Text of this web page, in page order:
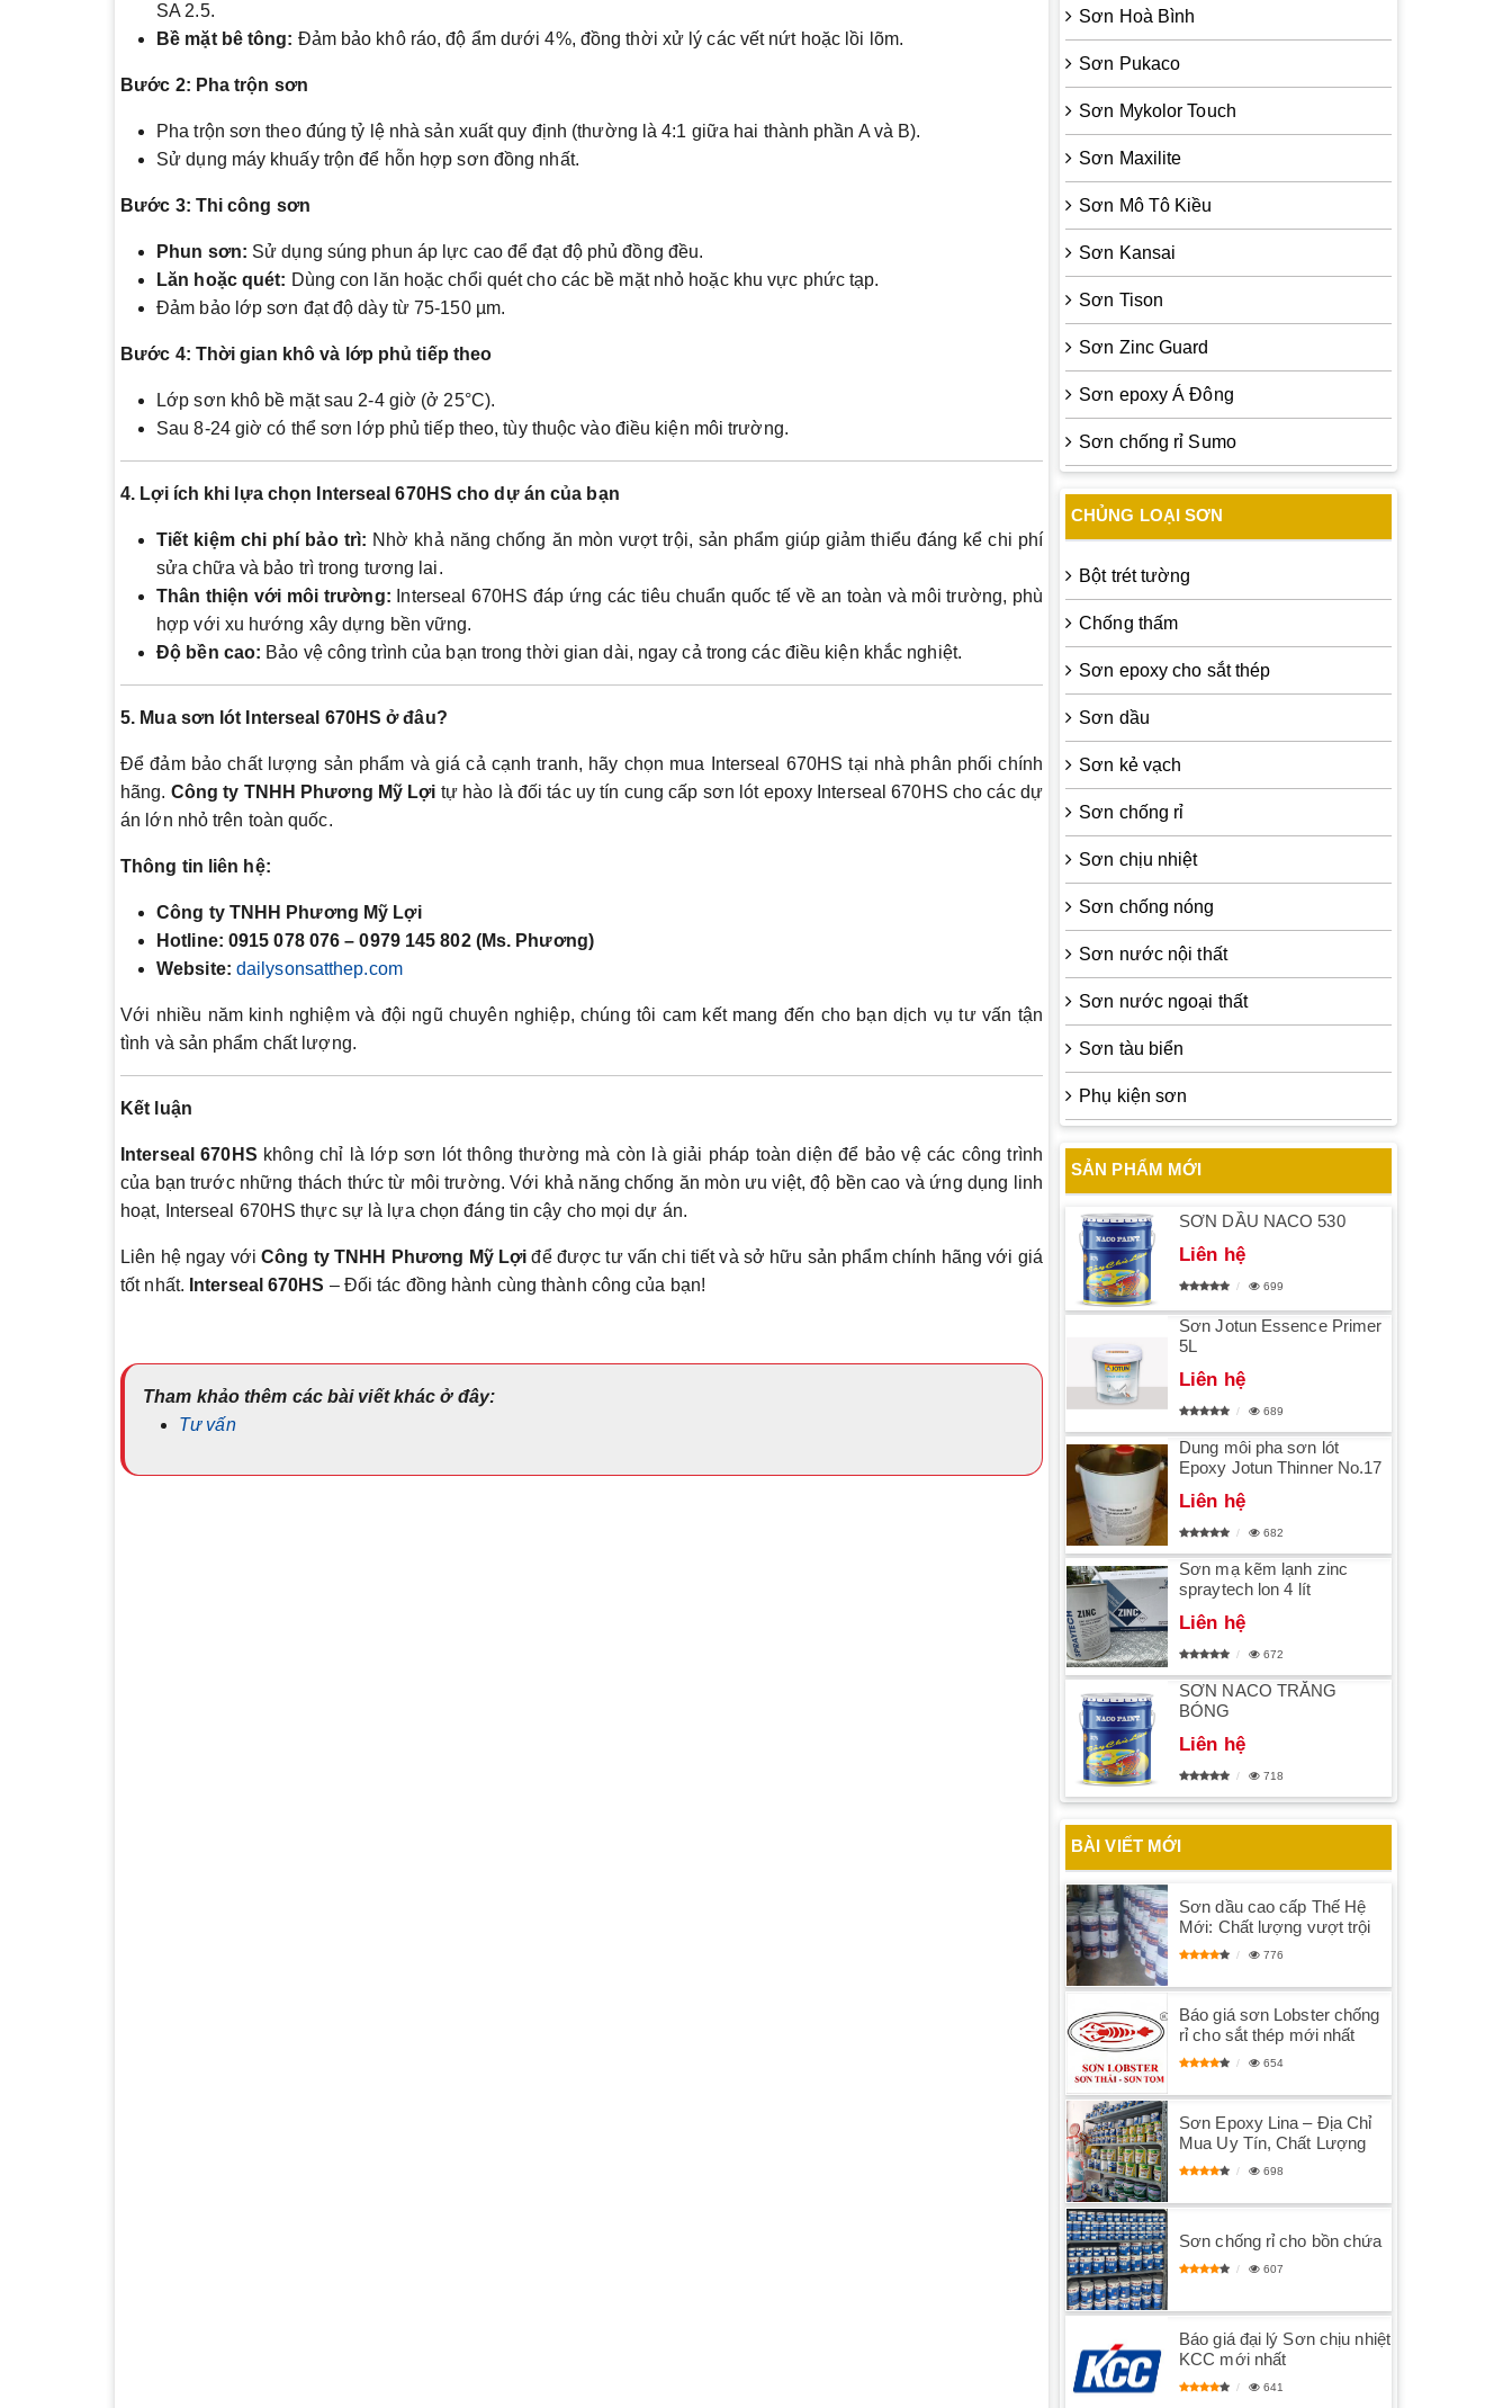
SA 2.5.
Bề mặt bê tông: Đảm bảo khô ráo, độ ẩm dưới 4%, đồng thời xử lý các vết nứt hoặc lồi lõm.
Bước 2: Pha trộn sơn
Pha trộn sơn theo đúng tỷ lệ nhà sản xuất quy định (thường là 4:1 giữa hai thành phần A và B).
Sử dụng máy khuấy trộn để hỗn hợp sơn đồng nhất.
Bước 3: Thi công sơn
Phun sơn: Sử dụng súng phun áp lực cao để đạt độ phủ đồng đều.
Lăn hoặc quét: Dùng con lăn hoặc chổi quét cho các bề mặt nhỏ hoặc khu vực phức tạp.
Đảm bảo lớp sơn đạt độ dày từ 75-150 µm.
Bước 4: Thời gian khô và lớp phủ tiếp theo
Lớp sơn khô bề mặt sau 2-4 giờ (ở 25°C).
Sau 8-24 giờ có thể sơn lớp phủ tiếp theo, tùy thuộc vào điều kiện môi trường.
4. Lợi ích khi lựa chọn Interseal 670HS cho dự án của bạn
Tiết kiệm chi phí bảo trì: Nhờ khả năng chống ăn mòn vượt trội, sản phẩm giúp giảm thiểu đáng kể chi phí
sửa chữa và bảo trì trong tương lai.
Thân thiện với môi trường: Interseal 670HS đáp ứng các tiêu chuẩn quốc tế về an toàn và môi trường, phù
hợp với xu hướng xây dựng bền vững.
Độ bền cao: Bảo vệ công trình của bạn trong thời gian dài, ngay cả trong các điều kiện khắc nghiệt.
5. Mua sơn lót Interseal 670HS ở đâu?
Để đảm bảo chất lượng sản phẩm và giá cả cạnh tranh, hãy chọn mua Interseal 670HS tại nhà phân phối chính
hãng. Công ty TNHH Phương Mỹ Lợi tự hào là đối tác uy tín cung cấp sơn lót epoxy Interseal 670HS cho các dự
án lớn nhỏ trên toàn quốc.
Thông tin liên hệ:
Công ty TNHH Phương Mỹ Lợi
Hotline: 0915 078 076 – 0979 145 802 (Ms. Phương)
Website: dailysonsatthep.com
Với nhiều năm kinh nghiệm và đội ngũ chuyên nghiệp, chúng tôi cam kết mang đến cho bạn dịch vụ tư vấn tận
tình và sản phẩm chất lượng.
Kết luận
Interseal 670HS không chỉ là lớp sơn lót thông thường mà còn là giải pháp toàn diện để bảo vệ các công trình
của bạn trước những thách thức từ môi trường. Với khả năng chống ăn mòn ưu việt, độ bền cao và ứng dụng linh
hoạt, Interseal 670HS thực sự là lựa chọn đáng tin cậy cho mọi dự án.
Liên hệ ngay vớiCông ty TNHH Phương Mỹ Lợi để được tư vấn chi tiết và sở hữu sản phẩm chính hãng với giá
tốt nhất. Interseal 670HS – Đối tác đồng hành cùng thành công của bạn!
Tham khảo thêm các bài viết khác ở đây:
Tư vấn
Sơn Hoà Bình
Sơn Pukaco
Sơn Mykolor Touch
Sơn Maxilite
Sơn Mô Tô Kiều
Sơn Kansai
Sơn Tison
Sơn Zinc Guard
Sơn epoxy Á Đông
Sơn chống rỉ Sumo
CHỦNG LOẠI SƠN
Bột trét tường
Chống thấm
Sơn epoxy cho sắt thép
Sơn dầu
Sơn kẻ vạch
Sơn chống rỉ
Sơn chịu nhiệt
Sơn chống nóng
Sơn nước nội thất
Sơn nước ngoại thất
Sơn tàu biển
Phụ kiện sơn
SẢN PHẨM MỚI
SƠN DẦU NACO 530
Liên hệ
699
Sơn Jotun Essence Primer
5L
Liên hệ
689
Dung môi pha sơn lót
Epoxy Jotun Thinner No.17
Liên hệ
682
Sơn mạ kẽm lạnh zinc
spraytech lon 4 lít
Liên hệ
672
SƠN NACO TRẮNG
BÓNG
Liên hệ
718
BÀI VIẾT MỚI
Sơn dầu cao cấp Thế Hệ
Mới: Chất lượng vượt trội
776
Báo giá sơn Lobster chống
rỉ cho sắt thép mới nhất
654
Sơn Epoxy Lina – Địa Chỉ
Mua Uy Tín, Chất Lượng
698
Sơn chống rỉ cho bồn chứa
607
Báo giá đại lý Sơn chịu nhiệt
KCC mới nhất
641